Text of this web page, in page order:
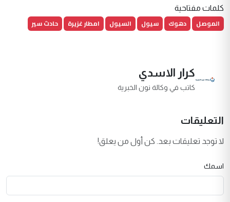
كلمات مفتاحية
الموصل دهوك سيول السيول امطار غزيرة حادث سير
كرار الاسدي
كاتب في وكالة نون الخبرية
التعليقات
لا توجد تعليقات بعد. كن أول من يعلق!
اسمك